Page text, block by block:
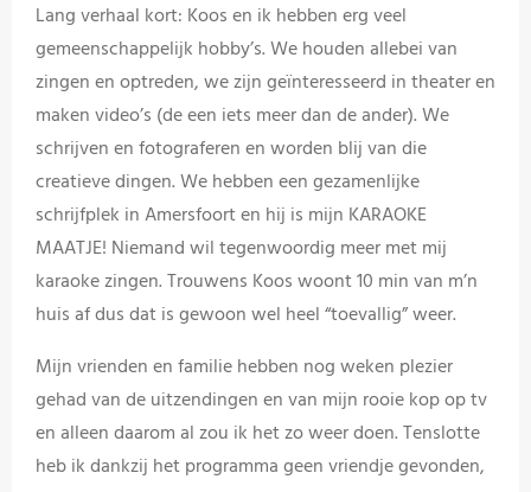
Lang verhaal kort: Koos en ik hebben erg veel
gemeenschappelijk hobby’s. We houden allebei van
zingen en optreden, we zijn geïnteresseerd in theater en
maken video’s (de een iets meer dan de ander). We
schrijven en fotograferen en worden blij van die
creatieve dingen. We hebben een gezamenlijke
schrijfplek in Amersfoort en hij is mijn KARAOKE
MAATJE! Niemand wil tegenwoordig meer met mij
karaoke zingen. Trouwens Koos woont 10 min van m’n
huis af dus dat is gewoon wel heel “toevallig” weer.
Mijn vrienden en familie hebben nog weken plezier
gehad van de uitzendingen en van mijn rooie kop op tv
en alleen daarom al zou ik het zo weer doen. Tenslotte
heb ik dankzij het programma geen vriendje gevonden,